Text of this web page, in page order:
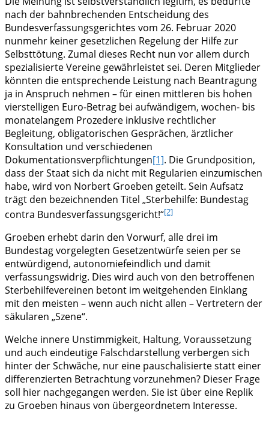
nach der bahnbrechenden Entscheidung des
Bundesverfassungsgerichtes vom 26. Februar 2020
nunmehr keiner gesetzlichen Regelung der Hilfe zur
Selbsttötung. Zumal dieses Recht nun vor allem durch
spezialisierte Vereine gewährleistet sei. Deren Mitglieder
könnten die entsprechende Leistung nach Beantragung
ja in Anspruch nehmen – für einen mittleren bis hohen
vierstelligen Euro-Betrag bei aufwändigem, wochen- bis
monatelangem Prozedere inklusive rechtlicher
Begleitung, obligatorischen Gesprächen, ärztlicher
Konsultation und verschiedenen
Dokumentationsverpflichtungen[1]. Die Grundposition,
dass der Staat sich da nicht mit Regularien einzumischen
habe, wird von Norbert Groeben geteilt. Sein Aufsatz
trägt den bezeichnenden Titel „Sterbehilfe: Bundestag
contra Bundesverfassungsgericht!“[2]
Groeben erhebt darin den Vorwurf, alle drei im
Bundestag vorgelegten Gesetzentwürfe seien per se
entwürdigend, autonomiefeindlich und damit
verfassungswidrig. Dies wird auch von den betroffenen
Sterbehilfevereinen betont im weitgehenden Einklang
mit den meisten – wenn auch nicht allen – Vertretern der
säkularen „Szene“.
Welche innere Unstimmigkeit, Haltung, Voraussetzung
und auch eindeutige Falschdarstellung verbergen sich
hinter der Schwäche, nur eine pauschalisierte statt einer
differenzierten Betrachtung vorzunehmen? Dieser Frage
soll hier nachgegangen werden. Sie ist über eine Replik
zu Groeben hinaus von übergeordnetem Interesse.